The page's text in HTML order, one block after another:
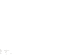
。